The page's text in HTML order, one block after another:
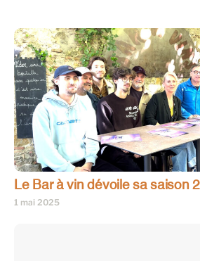
Le Bar à vin dévoile sa saison
1 mai 2025